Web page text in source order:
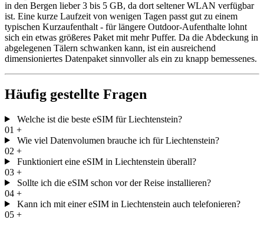
in den Bergen lieber 3 bis 5 GB, da dort seltener WLAN verfügbar
ist. Eine kurze Laufzeit von wenigen Tagen passt gut zu einem
typischen Kurzaufenthalt - für längere Outdoor-Aufenthalte lohnt
sich ein etwas größeres Paket mit mehr Puffer. Da die Abdeckung in
abgelegenen Tälern schwanken kann, ist ein ausreichend
dimensioniertes Datenpaket sinnvoller als ein zu knapp bemessenes.
Häufig gestellte Fragen
Welche ist die beste eSIM für Liechtenstein?
01 +
Wie viel Datenvolumen brauche ich für Liechtenstein?
02 +
Funktioniert eine eSIM in Liechtenstein überall?
03 +
Sollte ich die eSIM schon vor der Reise installieren?
04 +
Kann ich mit einer eSIM in Liechtenstein auch telefonieren?
05 +